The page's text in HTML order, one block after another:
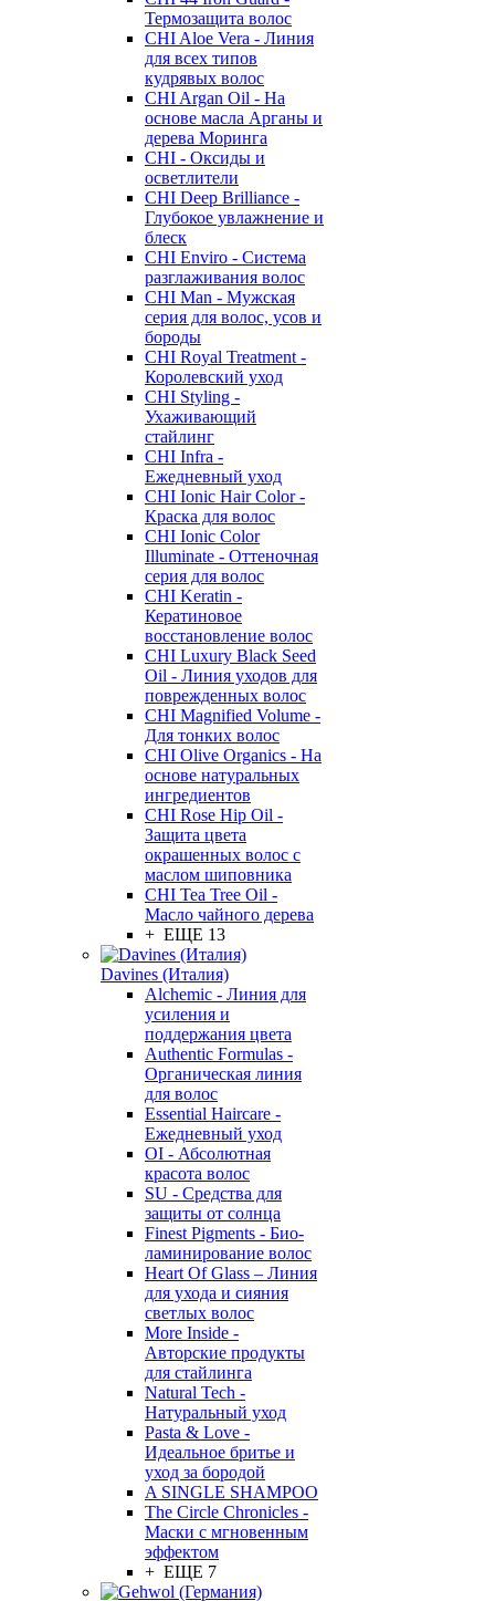
Термозащита волос
CHI Aloe Vera - Линия
для всех типов
кудрявых волос
CHI Argan Oil - На
основе масла Арганы и
дерева Моринга
CHI - Оксиды и
осветлители
CHI Deep Brilliance -
Глубокое увлажнение и
блеск
CHI Enviro - Система
разглаживания волос
CHI Man - Мужская
серия для волос, усов и
бороды
CHI Royal Treatment -
Королевский уход
CHI Styling -
Ухаживающий
стайлинг
CHI Infra -
Ежедневный уход
CHI Ionic Hair Color -
Краска для волос
CHI Ionic Color
Illuminate - Оттеночная
серия для волос
CHI Keratin -
Кератиновое
восстановление волос
CHI Luxury Black Seed
Oil - Линия уходов для
поврежденных волос
CHI Magnified Volume -
Для тонких волос
CHI Olive Organics - На
основе натуральных
ингредиентов
CHI Rose Hip Oil -
Защита цвета
окрашенных волос с
маслом шиповника
CHI Tea Tree Oil -
Масло чайного дерева
+ ЕЩЕ 13
Davines (Италия)
Alchemic - Линия для
усиления и
поддержания цвета
Authentic Formulas -
Органическая линия
для волос
Essential Haircare -
Eжедневный уход
OI - Абсолютная
красота волос
SU - Средства для
защиты от солнца
Finest Pigments - Био-
ламинирование волос
Heart Of Glass – Линия
для ухода и сияния
светлых волос
More Inside -
Авторские продукты
для стайлинга
Natural Tech -
Натуральный уход
Pasta & Love -
Идеальное бритье и
уход за бородой
A SINGLE SHAMPOO
The Circle Chronicles -
Маски с мгновенным
эффектом
+ ЕЩЕ 7